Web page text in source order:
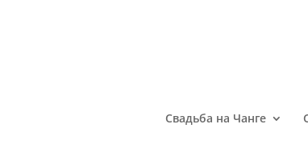
Свадьба на Чанге